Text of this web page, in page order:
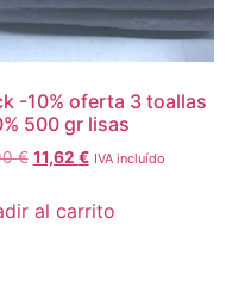
-10% oferta 3 toallas
500 gr lisas
€ 11,62 € IVA incluído
al carrito